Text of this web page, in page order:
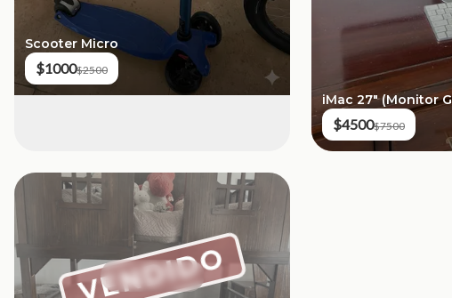
Scooter Micro
$1000$2500
iMac 27" (Monitor
$4500$7500
VENDIDO